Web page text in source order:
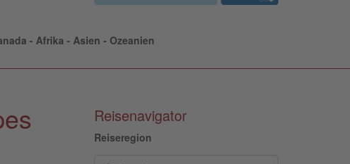
- Afrika - Asien - Ozeanien
Reisenavigator
Reiseregion